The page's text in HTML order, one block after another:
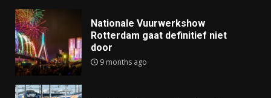
Nationale Vuurwerkshow
Rotterdam gaat definitief niet
door
9 months ago